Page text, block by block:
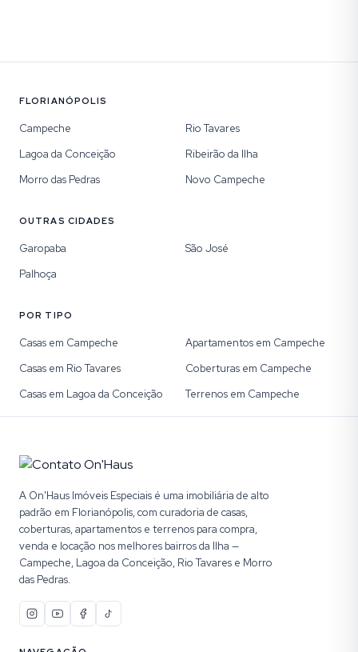
FLORIANÓPOLIS
Campeche
Rio Tavares
Lagoa da Conceição
Ribeirão da Ilha
Morro das Pedras
Novo Campeche
OUTRAS CIDADES
Garopaba
São José
Palhoça
POR TIPO
Casas em Campeche
Apartamentos em Campeche
Casas em Rio Tavares
Coberturas em Campeche
Casas em Lagoa da Conceição
Terrenos em Campeche
A On'Haus Imóveis Especiais é uma imobiliária de alto
padrão em Florianópolis, com curadoria de casas,
coberturas, apartamentos e terrenos para compra,
venda e locação nos melhores bairros da Ilha —
Campeche, Lagoa da Conceição, Rio Tavares e Morro
das Pedras.